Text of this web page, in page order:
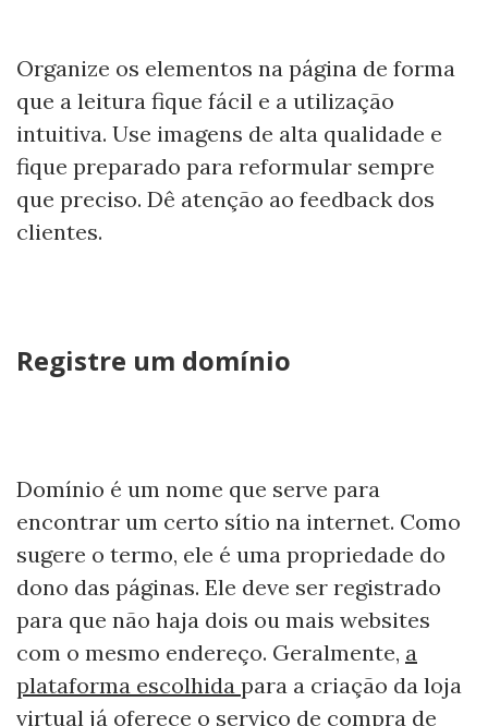
Organize os elementos na página de forma
que a leitura fique fácil e a utilização
intuitiva. Use imagens de alta qualidade e
fique preparado para reformular sempre
que preciso. Dê atenção ao feedback dos
clientes.
Registre um domínio
Domínio é um nome que serve para
encontrar um certo sítio na internet. Como
sugere o termo, ele é uma propriedade do
dono das páginas. Ele deve ser registrado
para que não haja dois ou mais websites
com o mesmo endereço. Geralmente, a
plataforma escolhida para a criação da loja
virtual já oferece o serviço de compra de